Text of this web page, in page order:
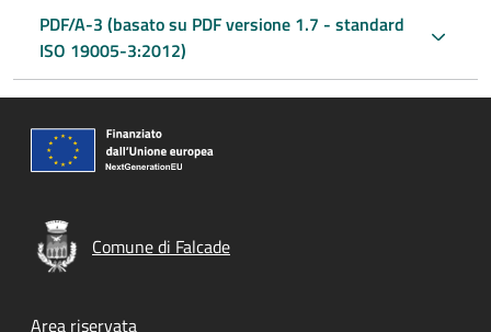
PDF/A-3 (basato su PDF versione 1.7 - standard
ISO 19005-3:2012)
Comune di Falcade
Area riservata